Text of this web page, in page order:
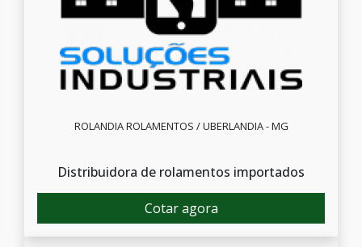
ROLANDIA ROLAMENTOS / UBERLANDIA - MG
Distribuidora de rolamentos importados
Cotar agora